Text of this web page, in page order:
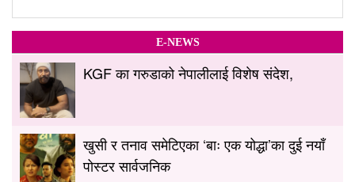
E-NEWS
KGF का गरुडाको नेपालीलाई विशेष संदेश,
खुसी र तनाव समेटिएका ‘बाः एक योद्धा’का दुई नयाँ
पोस्टर सार्वजनिक